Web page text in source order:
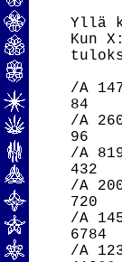
Yllä
Kun
/A
84
/A
96
/A
432
/A
720
/A
6784
/A